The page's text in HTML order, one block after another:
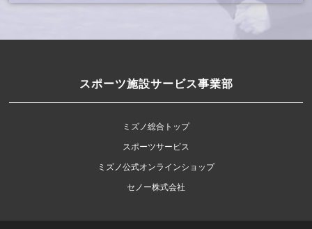
スポーツ施設サービス事業部
ミズノ総合トップ
スポーツサービス
ミズノ公式オンラインショップ
セノー株式会社